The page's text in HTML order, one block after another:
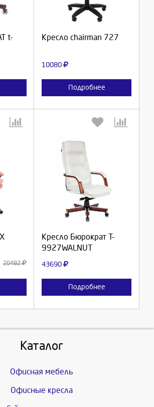
t-
Кресло chairman 727
10080
Подробнее
20482
Кресло Бюрократ T-
9927WALNUT
43690
Подробнее
Выберите количество:
Отмена
Каталог
Офисная мебель
Офисные кресла